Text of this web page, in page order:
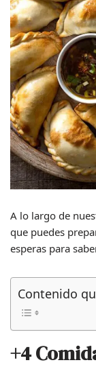
A lo largo de
que puedes
esperas para
Contenido
+4